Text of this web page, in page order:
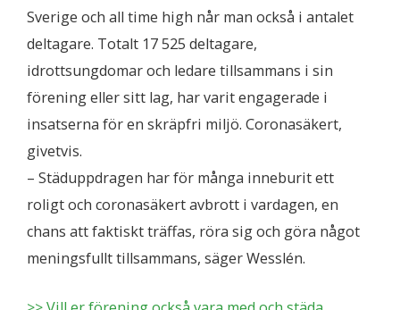
Sverige och all time high når man också i antalet
deltagare. Totalt 17 525 deltagare,
idrottsungdomar och ledare tillsammans i sin
förening eller sitt lag, har varit engagerade i
insatserna för en skräpfri miljö. Coronasäkert,
givetvis.
– Städuppdragen har för många inneburit ett
roligt och coronasäkert avbrott i vardagen, en
chans att faktiskt träffas, röra sig och göra något
meningsfullt tillsammans, säger Wesslén.